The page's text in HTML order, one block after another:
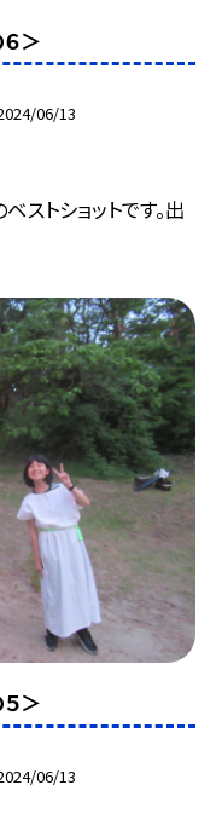
＞
06/13
ストショットです。出
＞
06/13